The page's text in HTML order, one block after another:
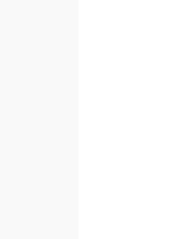
布拉
玉木
爱德华
杰夫
科尔
布里
布茹
朱莉